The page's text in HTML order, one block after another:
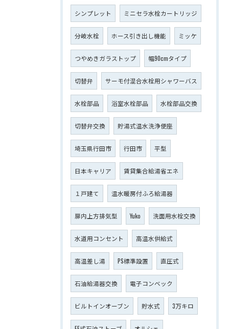
シンプレット ミニセラ水栓カートリッジ
分岐水栓 ホース引き出し機能 ミッケ
つやめきガラストップ 幅90cmタイプ
切替弁 サーモ付混合水栓用シャワーバス
水栓部品 浴室水栓部品 水栓部品交換
切替弁交換 貯湯式温水洗浄便座
埼玉県行田市 行田市 平型
日本キャリア 賃貸集合給湯省エネ
１戸建て 温水暖房付ふろ給湯器
扉内上方排気型 Yuko 洗面用水栓交換
水道用コンセント 高温水供給式
高温差し湯 PS標準設置 直圧式
石油給湯器交換 電子コンベック
ビルトインオーブン 貯水式 3万キロ